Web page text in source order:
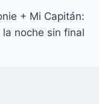
+ Mi Capitán:
la noche sin final